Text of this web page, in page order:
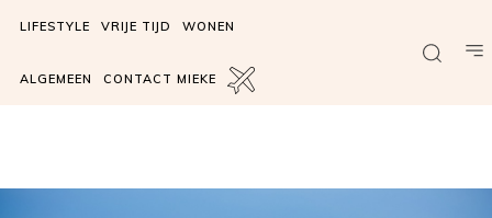
LIFESTYLE VRIJE TIJD WONEN
ALGEMEEN CONTACT MIEKE